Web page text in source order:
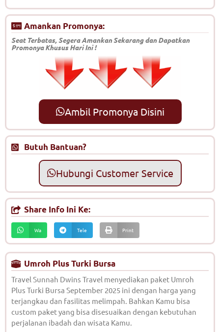
Amankan Promonya:
Seat Terbatas, Segera Amankan Sekarang dan Dapatkan
Promonya Khusus Hari Ini !
Ambil Promonya Disini
Butuh Bantuan?
Hubungi Customer Service
Share Info Ini Ke:
Wa Tele Print
Umroh Plus Turki Bursa
Travel Sunnah Dwins Travel menyediakan paket Umroh
Plus Turki Bursa September 2025 ini dengan harga yang
terjangkau dan fasilitas melimpah. Bahkan Kamu bisa
custom paket yang bisa disesuaikan dengan kebutuhan
perjalanan ibadah dan wisata Kamu.